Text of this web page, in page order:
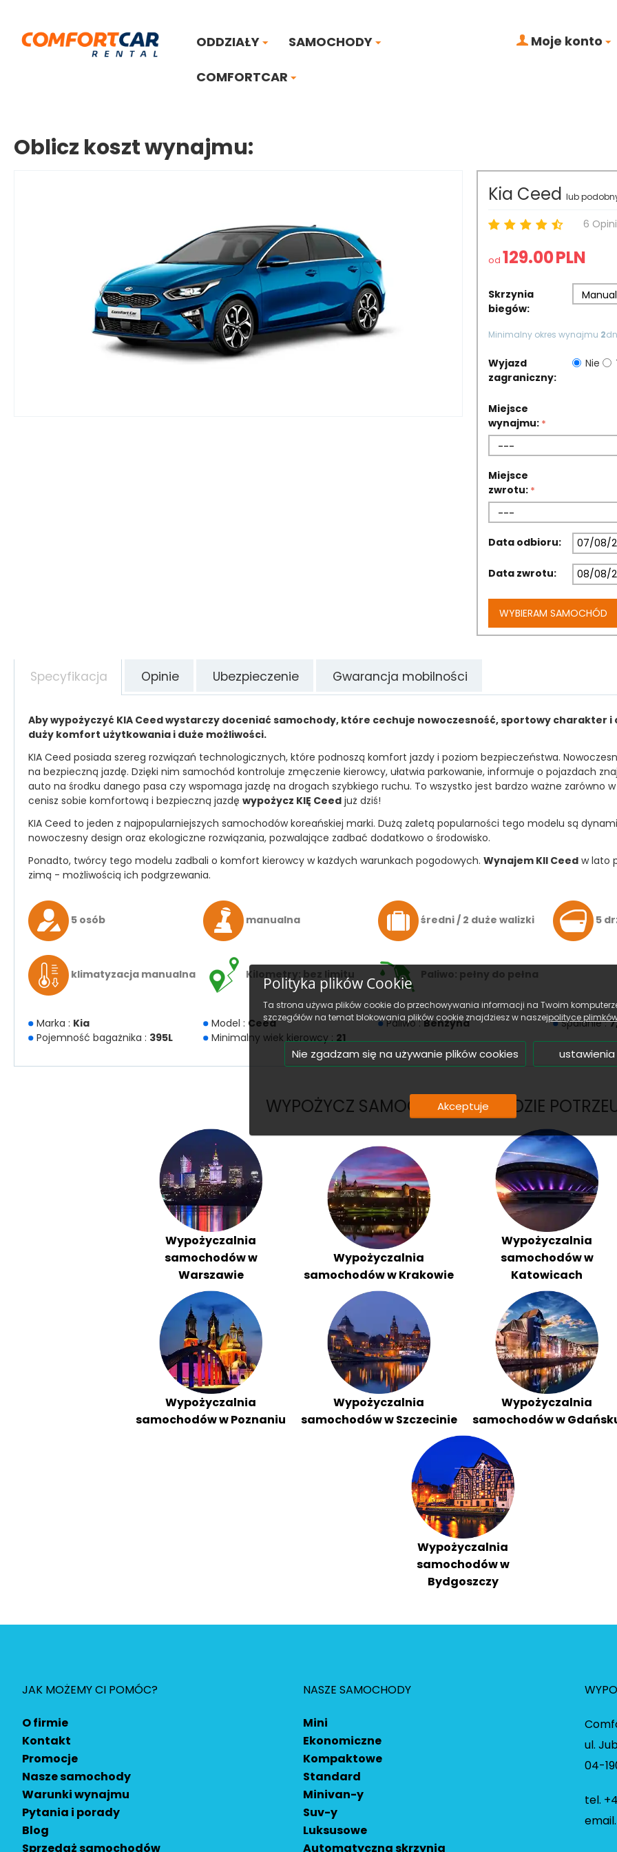
ODDZIAŁY SAMOCHODY
COMFORTCAR
Moje konto
Oblicz koszt wynajmu:
Kia Ceed lub
6
od 129.00PLN
Skrzynia
biegów:
Minimalny okres wynajmu 2
Wyjazd
zagraniczny:
Nie
Miejsce
wynajmu:
Miejsce
zwrotu:
Data odbioru:
Data zwrotu:
WYBIERAM SAMOCHÓD
Specyfikacja Opinie Ubezpieczenie Gwarancja mobilności
Aby wypożyczyć KIA Ceed wystarczy doceniać samochody, które cechuje nowoczesność, sportowy charakter
duży komfort użytkowania i duże możliwości.
KIA Ceed posiada szereg rozwiązań technologicznych, które podnoszą komfort jazdy i poziom bezpieczeństwa.
na bezpieczną jazdę. Dzięki nim samochód kontroluje zmęczenie kierowcy, ułatwia parkowanie, informuje o pojazdach
auto na środku danego pasa czy wspomaga jazdę na drogach szybkiego ruchu. To wszystko jest bardzo ważne zarówno
cenisz sobie komfortową i bezpieczną jazdę wypożycz KIĘ Ceed już dziś!
KIA Ceed to jeden z najpopularniejszych samochodów koreańskiej marki. Dużą zaletą popularności tego modelu są
nowoczesny design oraz ekologiczne rozwiązania, pozwalające zadbać dodatkowo o środowisko.
Ponadto, twórcy tego modelu zadbali o komfort kierowcy w każdych warunkach pogodowych. Wynajem KII Ceed w lato
zimą - możliwością ich podgrzewania.
5 osób manualna średni / 2 duże walizki 5
klimatyzacja manualna Kilometry: bez limitu Paliwo: pełny do pełna
Marka : Kia Model : Ceed Paliwo :Benzyna Spalanie :
Pojemność bagażnika : 395L Minimalny wiek kierowcy :21
WYPOŻYCZ SAMOCHÓD TAM GDZIE
Wypożyczalnia
samochodów w
Warszawie
Wypożyczalnia
samochodów w Krakowie
Wypożyczalnia
samochodów w
Katowicach
Wypożyczalnia
samochodów w Poznaniu
Wypożyczalnia
samochodów w Szczecinie
Wypożyczalnia
samochodów w
Wypożyczalnia
samochodów w
Bydgoszczy
JAK MOŻEMY CI POMÓC?
O firmie
Kontakt
Promocje
Nasze samochody
Warunki wynajmu
Pytania i porady
Blog
Sprzedaż samochodów
NASZE SAMOCHODY
Mini
Ekonomiczne
Kompaktowe
Standard
Minivan-y
Suv-y
Luksusowe
Automatyczna skrzynia
ul.
04-
tel.
email.
Polityka plików Cookie
Ta strona używa plików cookie do przechowywania informacji na Twoim
szczegółów na temat blokowania plików cookie znajdziesz w naszejpolityce
Nie zgadzam się na używanie plików cookies ustawienia
Akceptuje